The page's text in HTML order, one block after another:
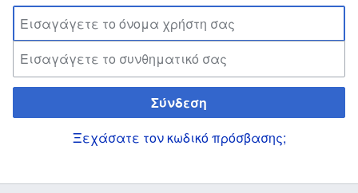
Σύνδεση
Ξεχάσατε τον κωδικό πρόσβασης;